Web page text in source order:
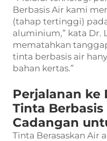
Berbasis Air kami
(tahap tertinggi)
aluminium,” kata Dr.
mematahkan
tinta berbasis air
bahan kertas.”
Perjalanan ke
Tinta Berbasis
Cadangan
Tinta Berasaskan Air